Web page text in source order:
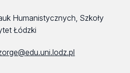
Humanistycznych, Szkoły
Łódzki